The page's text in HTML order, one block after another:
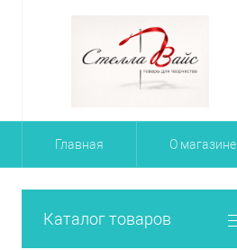
Главная О магазине
Каталог товаров